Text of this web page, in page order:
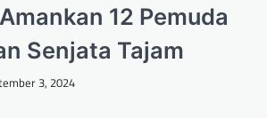
12 Pemuda
Senjata Tajam
3, 2024